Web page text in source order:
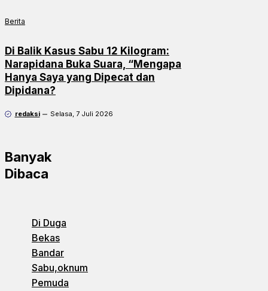
Berita
Di Balik Kasus Sabu 12 Kilogram:
Narapidana Buka Suara, “Mengapa
Hanya Saya yang Dipecat dan
Dipidana?
redaksi Selasa, 7 Juli 2026
Banyak
Dibaca
Di Duga
Bekas
Bandar
Sabu,oknum
Pemuda